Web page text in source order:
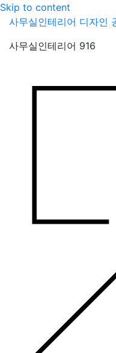
Skip to content
사무실인테리어 디자인
사무실인테리어 916